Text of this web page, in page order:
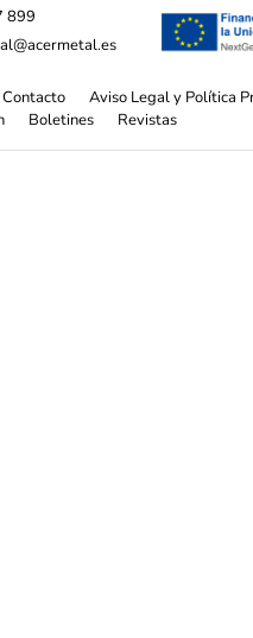
899
Contacto
Aviso Legal y Política
Boletines Revistas